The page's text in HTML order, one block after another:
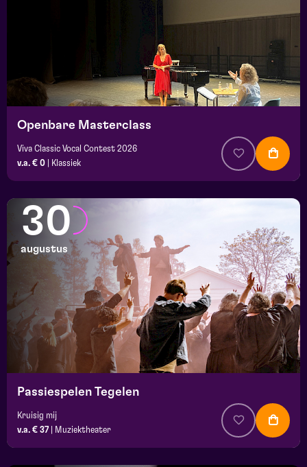
Openbare Masterclass
Viva Classic Vocal Contest 2026
v.a. € 0
Klassiek
30
augustus
Passiespelen Tegelen
Kruisig mij
v.a. € 37
Muziektheater